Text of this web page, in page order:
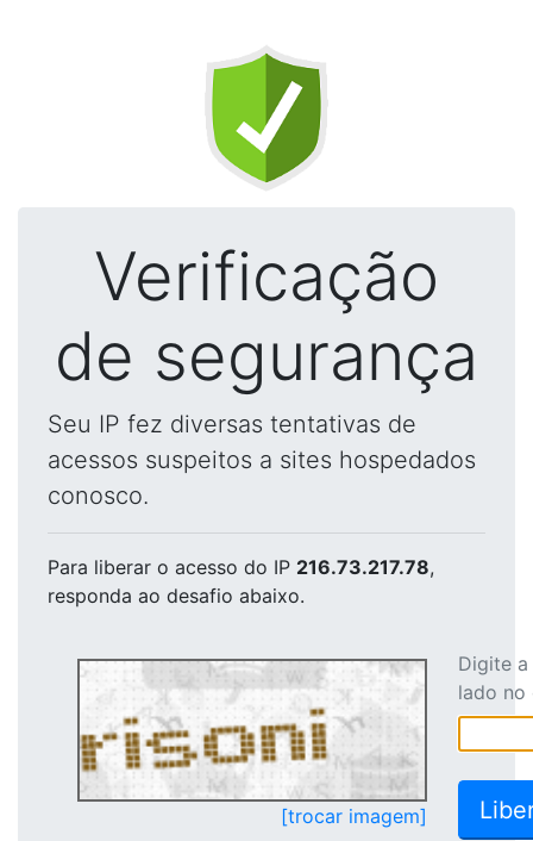
Verificação
de segurança
Seu IP fez diversas tentativas de
acessos suspeitos a sites hospedados
conosco.
Para liberar o acesso do IP 216.73.217.78,
responda ao desafio abaixo.
[trocar imagem]
Digite
lado no